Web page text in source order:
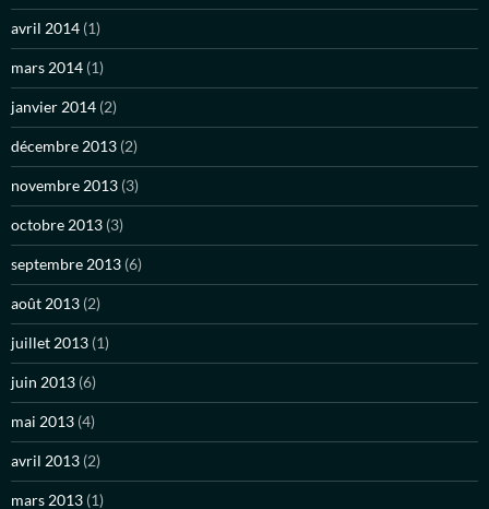
avril 2014 (1)
mars 2014 (1)
janvier 2014 (2)
décembre 2013 (2)
novembre 2013 (3)
octobre 2013 (3)
septembre 2013 (6)
août 2013 (2)
juillet 2013 (1)
juin 2013 (6)
mai 2013 (4)
avril 2013 (2)
mars 2013 (1)